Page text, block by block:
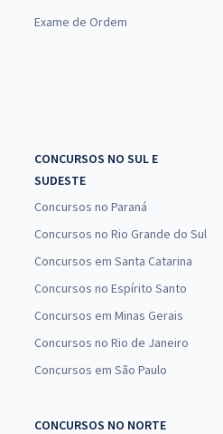
Exame de Ordem
CONCURSOS NO SUL E
SUDESTE
Concursos no Paraná
Concursos no Rio Grande do Sul
Concursos em Santa Catarina
Concursos no Espírito Santo
Concursos em Minas Gerais
Concursos no Rio de Janeiro
Concursos em São Paulo
CONCURSOS NO NORTE